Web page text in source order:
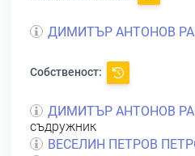
ДИМИТЪР АНТОНОВ
Собственост:
ДИМИТЪР АНТОНОВ
съдружник
ВЕСЕЛИН ПЕТРОВ